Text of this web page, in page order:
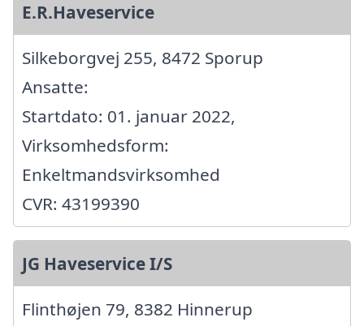
E.R.Haveservice
Silkeborgvej 255, 8472 Sporup
Ansatte:
Startdato: 01. januar 2022,
Virksomhedsform:
Enkeltmandsvirksomhed
CVR: 43199390
JG Haveservice I/S
Flinthøjen 79, 8382 Hinnerup